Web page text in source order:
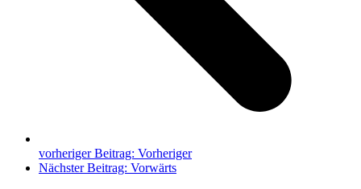
vorheriger Beitrag: Vorheriger
Nächster Beitrag: Vorwärts